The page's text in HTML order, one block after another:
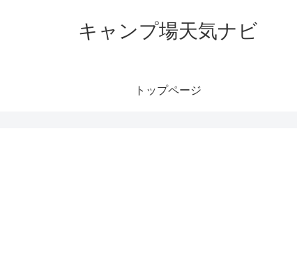
キャンプ場天気ナビ
トップページ